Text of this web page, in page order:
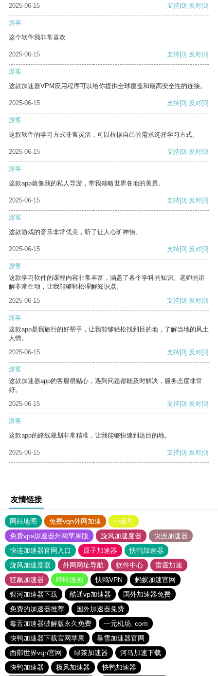
2025-06-15 支持[0] 反对[0]
游客
这个软件我非常喜欢
2025-06-15 支持[0] 反对[0]
游客
这款加速器VPM应用程序可以给你提供全球覆盖和最高安全性的连接。
2025-06-15 支持[0] 反对[0]
游客
这款软件的学习方式非常灵活，可以根据自己的需求选择学习方式。
2025-06-15 支持[0] 反对[0]
游客
这款app就像我的私人导游，带我领略世界各地的美景。
2025-06-15 支持[0] 反对[0]
游客
这款游戏的音乐非常优美，听了让人心旷神怡。
2025-06-15 支持[0] 反对[0]
游客
这款学习软件的课程内容非常丰富，涵盖了各个学科的知识。老师的讲
解非常生动，让我能够轻松理解知识点。
2025-06-15
支持[0] 反对[0]
游客
这款app是我旅行的好帮手，让我能够轻松找到目的地，了解当地的风土
人情。
2025-06-15
支持[0] 反对[0]
游客
这款加速器app的客服很贴心，遇到问题都能及时解决，服务态度非常
好。
2025-06-15
支持[0] 反对[0]
游客
这款app的路线规划非常精准，让我能够快速到达目的地。
2025-06-15 支持[0] 反对[0]
友情链接
网站地图 免费vqn外网加速
小蓝鸟
免费vps加速器外网苹果版
旋风加速度器
快连加速器
快连加速器官网入口
原子加速器
快鸭加速器
旋风加速度器
外网网址导航 软件中心
雷霆加速
狂飙加速器
哔咔漫画 快鸭VPN
蚂蚁加速官网
银河加速器下载
酷通vp加速器
国外加速器免费
免费的加速器推荐
国外加速器免费
毒舌加速器破解版永久免费
一元机场. com
快鸭加速器下载官网苹果
暴雪加速器官网
西部世界vqn官网
绿茶加速器
河马加速下载
快鸭加速器
极风加速器 快鸭加速器